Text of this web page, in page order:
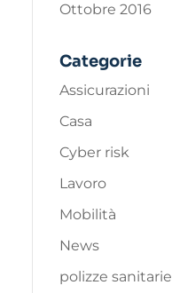
Ottobre 2016
Categorie
Assicurazioni
Casa
Cyber risk
Lavoro
Mobilità
News
polizze sanitarie